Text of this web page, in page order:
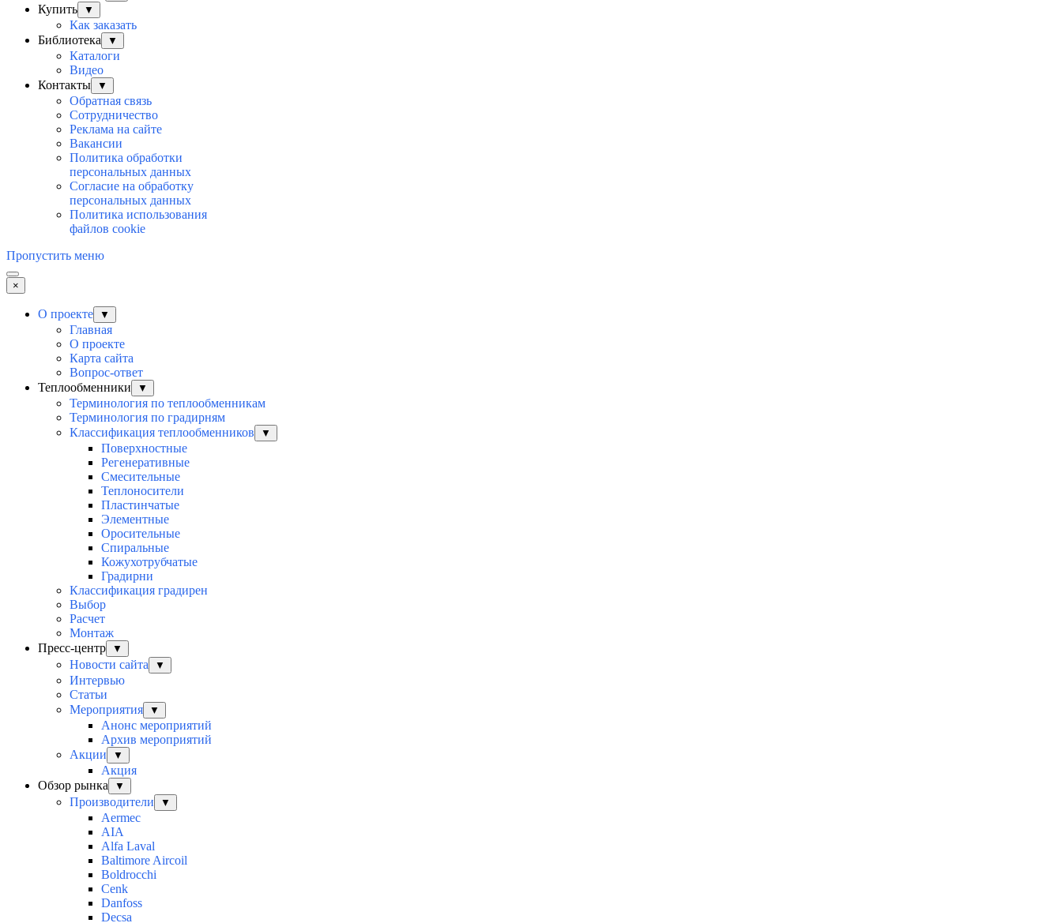
Купить ▼
Как заказать
Библиотека
▼
Каталоги
Видео
Контакты
▼
Обратная связь
Сотрудничество
Реклама на сайте
Вакансии
Политика обработки
персональных данных
Согласие на обработку
персональных данных
Политика использования
файлов cookie
Пропустить меню
×
О проекте ▼
Главная
О проекте
Карта сайта
Вопрос-ответ
Теплообменники
▼
Терминология по теплообменникам
Терминология по градирням
Классификация теплообменников
▼
Поверхностные
Регенеративные
Смесительные
Теплоносители
Пластинчатые
Элементные
Оросительные
Спиральные
Кожухотрубчатые
Градирни
Классификация градирен
Выбор
Расчет
Монтаж
Пресс-центр
▼
Новости сайта ▼
Интервью
Статьи
Мероприятия
▼
Анонс мероприятий
Архив мероприятий
Акции
▼
Акция
Обзор рынка
▼
Производители ▼
Aermec
AIA
Alfa Laval
Baltimore Aircoil
Boldrocchi
Cenk
Danfoss
Decsa